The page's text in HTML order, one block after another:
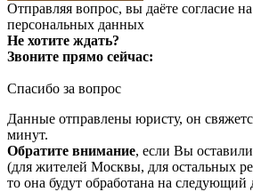
Отправляя вопрос, вы даёте согласие на
персональных данных
Не хотите ждать?
Звоните прямо сейчас:
Спасибо за вопрос
Данные отправлены юристу, он
минут.
Обратите внимание, если Вы
(для жителей Москвы, для остальных
то она будут обработана на следующий